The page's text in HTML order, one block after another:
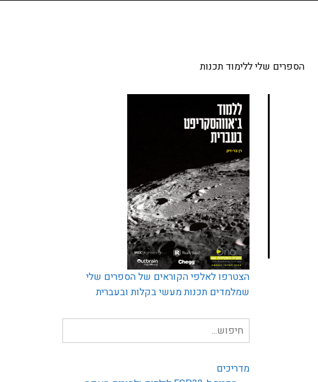
הספרים שלי ללימוד תכנות
הצטרפו לאלפי הקוראים של הספרים שלי
שמלמדים תכנות מעשי בקלות ובעברית
חיפוש
עבור:
מדריכים